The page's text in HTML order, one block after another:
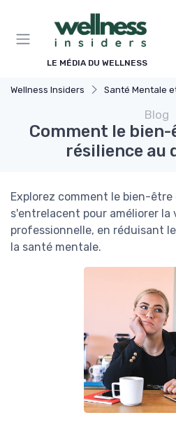
LE MÉDIA DU WELLNESS
Wellness Insiders Santé Mentale et
Blog
Comment le
résilience au
Explorez comment le bien-
s'entrelacent pour améliorer la
professionnelle, en réduisant
la santé mentale.